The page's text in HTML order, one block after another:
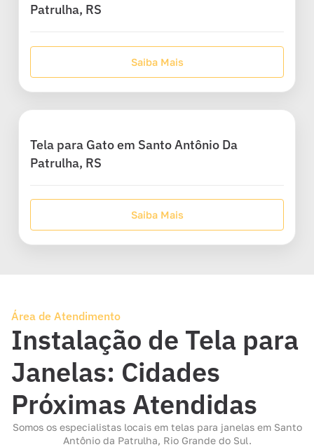
Patrulha, RS
Saiba Mais
Tela para Gato em Santo Antônio Da
Patrulha, RS
Saiba Mais
Área de Atendimento
Instalação de Tela para
Janelas: Cidades
Próximas Atendidas
Somos os especialistas locais em telas para janelas em Santo
Antônio da Patrulha, Rio Grande do Sul.